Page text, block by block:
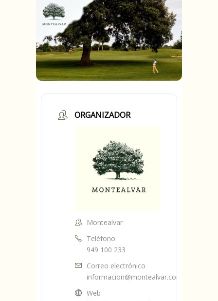
ORGANIZADOR
Montealvar
Teléfono
949 100 233
Correo electrónico
informacion@montealvar.com
Web